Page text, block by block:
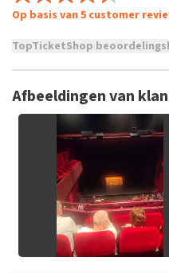
Op basis van 5 customer
TopTicketShop
niet mogelijk om een review
tickets hebt aangeschaft bij
grof taalgebruik en/of
Het kan enkele weken
geplaatst.
Afbeeldingen van